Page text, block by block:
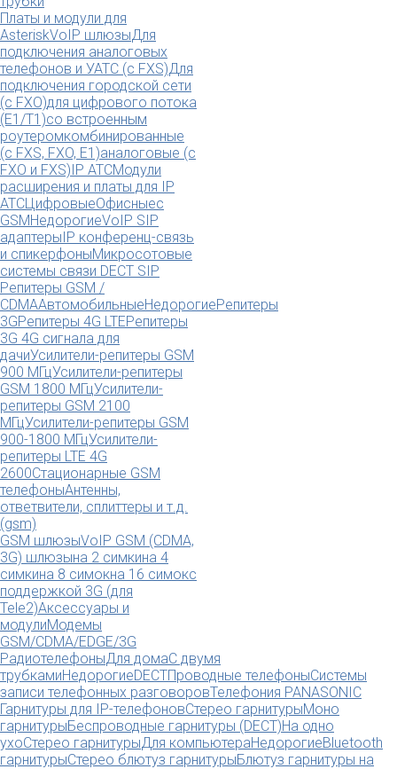
Платы и модули для
AsteriskVoIP шлюзыДля
подключения аналоговых
телефонов и УАТС (с FXS)Для
подключения городской сети
(с FXO)для цифрового потока
(E1/T1)со встроенным
роутеромкомбинированные
(c FXS, FXO, E1)аналоговые (с
FXO и FXS)IP АТСМодули
расширения и платы для IP
АТСЦифровыеОфисныес
GSMНедорогиеVoIP SIP
адаптерыIP конференц-связь
и спикерфоныМикросотовые
системы связи DECT SIP
Репитеры GSM /
CDMAАвтомобильныеНедорогиеРепитеры
3GРепитеры 4G LTEРепитеры
3G 4G сигнала для
дачиУсилители-репитеры GSM
900 МГцУсилители-репитеры
GSM 1800 МГцУсилители-
репитеры GSM 2100
МГцУсилители-репитеры GSM
900-1800 МГцУсилители-
репитеры LTE 4G
2600Стационарные GSM
телефоныАнтенны,
ответвители, сплиттеры и т.д.
(gsm)
GSM шлюзыVoIP GSM (CDMA,
3G) шлюзына 2 симкина 4
симкина 8 симокна 16 симокс
поддержкой 3G (для
Tele2)Аксессуары и
модулиМодемы
GSM/CDMA/EDGE/3G
РадиотелефоныДля домаС двумя
трубкамиНедорогиеDECTПроводные телефоныСистемы
записи телефонных разговоровТелефония PANASONIC
Гарнитуры для IP-телефоновСтерео гарнитурыМоно
гарнитурыБеспроводные гарнитуры (DECT)На одно
ухоСтерео гарнитурыДля компьютераНедорогиеBluetooth
гарнитурыСтерео блютуз гарнитурыБлютуз гарнитуры на